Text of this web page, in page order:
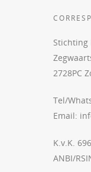
Stichting
2728PC
Tel/
Email:
K.v.K.
ANBI/